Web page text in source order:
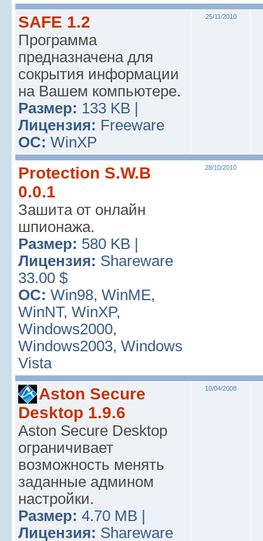
SAFE 1.2
Программа
предназначена для
сокрытия информации
на Вашем компьютере.
Размер: 133 KB |
Лицензия: Freeware
ОС: WinXP
25/11/2010
Protection S.W.B
0.0.1
Зашита от онлайн
шпионажа.
Размер: 580 KB |
Лицензия: Shareware
33.00 $
ОС: Win98, WinME,
WinNT, WinXP,
Windows2000,
Windows2003, Windows
Vista
28/10/2010
Aston Secure
Desktop 1.9.6
Aston Secure Desktop
ограничивает
возможность менять
заданные админом
настройки.
Размер: 4.70 MB |
Лицензия: Shareware
10/04/2008